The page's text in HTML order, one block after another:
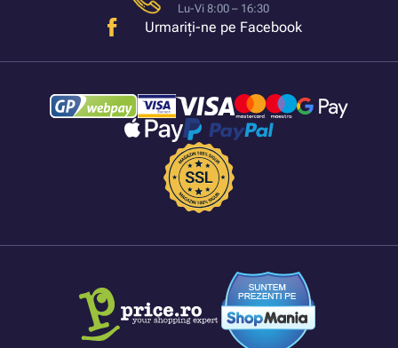
Lu-Vi 8:00 – 16:30
Urmariți-ne pe Facebook